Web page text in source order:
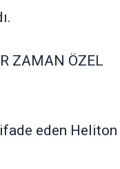
ZAMAN ÖZEL
ifade eden Heliton